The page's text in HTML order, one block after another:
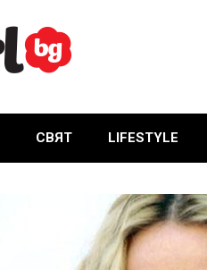
СВЯТ LIFESTYLE